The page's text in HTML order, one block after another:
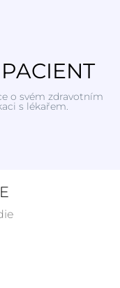
PACIENT
o svém zdravotním
s lékařem.